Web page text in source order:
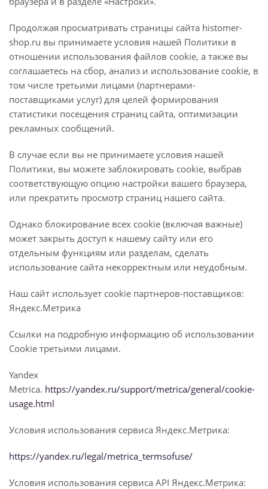
Продолжая просматривать страницы сайта histomer-
shop.ru вы принимаете условия нашей Политики в
отношении использования файлов cookie, а также вы
соглашаетесь на сбор, анализ и использование cookie, в
том числе третьими лицами (партнерами-
поставщиками услуг) для целей формирования
статистики посещения страниц сайта, оптимизации
рекламных сообщений.
В случае если вы не принимаете условия нашей
Политики, вы можете заблокировать cookie, выбрав
соответствующую опцию настройки вашего браузера,
или прекратить просмотр страниц нашего сайта.
Однако блокирование всех cookie (включая важные)
может закрыть доступ к нашему сайту или его
отдельным функциям или разделам, сделать
использование сайта некорректным или неудобным.
Наш сайт использует cookie партнеров-поставщиков:
Яндекс.Метрика
Ссылки на подробную информацию об использовании
Cookie третьими лицами.
Yandex
Metrica. https://yandex.ru/support/metrica/general/cookie-
usage.html
Условия использования сервиса Яндекс.Метрика:
https://yandex.ru/legal/metrica_termsofuse/
Условия использования сервиса API Яндекс.Метрика: